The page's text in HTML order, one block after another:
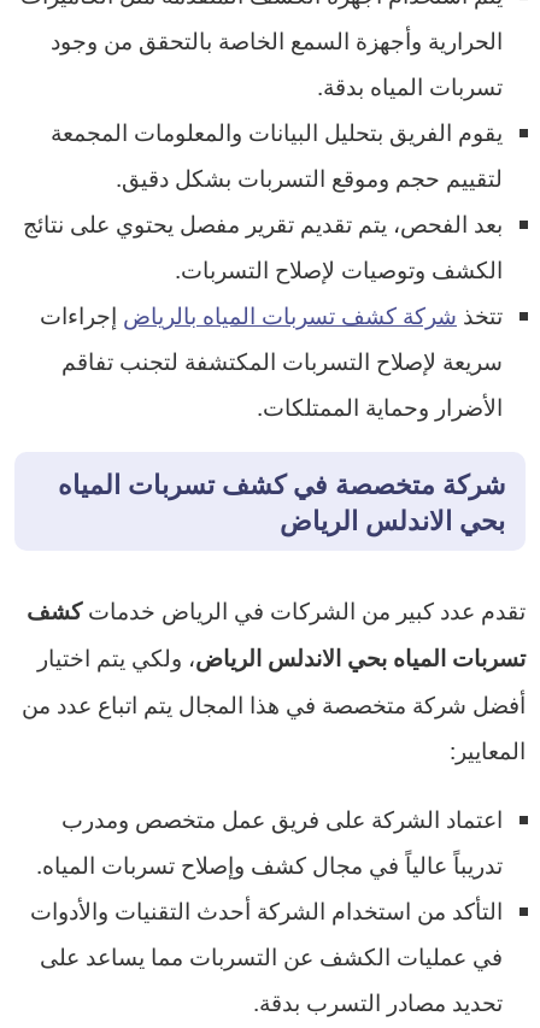
الحرارية وأجهزة السمع الخاصة بالتحقق من وجود
تسربات المياه بدقة.
يقوم الفريق بتحليل البيانات والمعلومات المجمعة
لتقييم حجم وموقع التسربات بشكل دقيق.
بعد الفحص، يتم تقديم تقرير مفصل يحتوي على نتائج
الكشف وتوصيات لإصلاح التسربات.
تتخذ شركة كشف تسربات المياه بالرياض إجراءات
سريعة لإصلاح التسربات المكتشفة لتجنب تفاقم
الأضرار وحماية الممتلكات.
شركة متخصصة في كشف تسربات المياه
بحي الاندلس الرياض
تقدم عدد كبير من الشركات في الرياض خدماتكشف
تسربات المياه بحي الاندلس الرياض، ولكي يتم اختيار
أفضل شركة متخصصة في هذا المجال يتم اتباع عدد من
المعايير:
اعتماد الشركة على فريق عمل متخصص ومدرب
تدريباً عالياً في مجال كشف وإصلاح تسربات المياه.
التأكد من استخدام الشركة أحدث التقنيات والأدوات
في عمليات الكشف عن التسربات مما يساعد على
تحديد مصادر التسرب بدقة.